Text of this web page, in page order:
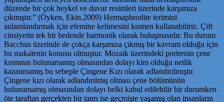
düzende bir çok heykel ve duvar resimleri üzerinde karşımıza
çıkmıştır.” (Öyken, Ekin.2009) Hermaphrodite terimini
anlamlandırmak için efemine kelimesini kısmen kullanabiliriz. Çift
cinsiyetin tek bir bedende harmonik olarak buluşmasıdır. Bu durum
Bacchus üzerinde de çokça karşımıza çıkmış bir kavram olduğu için
bu makalenin konusu olmuştur. Mozaik üzerindeki portrenin çene
kısmının bulunamamış olmasından dolayı kim olduğu netlik
kazanmamış bu sebeple Çingene Kızı olarak adlandırılmıştır.
Çingene kızı olarak adlandırılmış olması çene bölümünün
bulunamamış olmasından dolayı belki kabul edilebilir bir durumken
öte taraftan gerçekten bir tanrı ise geçmişte yaşamış olan insanların